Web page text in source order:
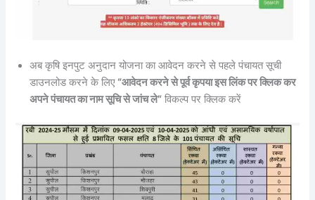
अब कृषि इनपुट अनुदान योजना का आवेदन करने से पहले पंचायत सूची
डाउनलोड करने के लिए “आवेदन करने से पूर्व कृपया इस लिंक पर क्लिक कर
अपने पंचायत का नाम सूचि से जांच ले” विकल्प पर क्लिक करें